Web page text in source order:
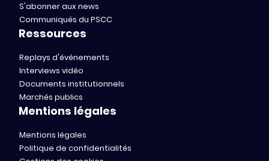
S'abonner aux news
Communiqués du PSCC
Ressources
Replays d'événements
Interviews vidéo
Documents institutionnels
Marchés publics
Mentions légales
Mentions légales
Politique de confidentialités